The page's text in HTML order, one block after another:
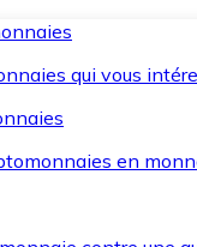
qui vous
en